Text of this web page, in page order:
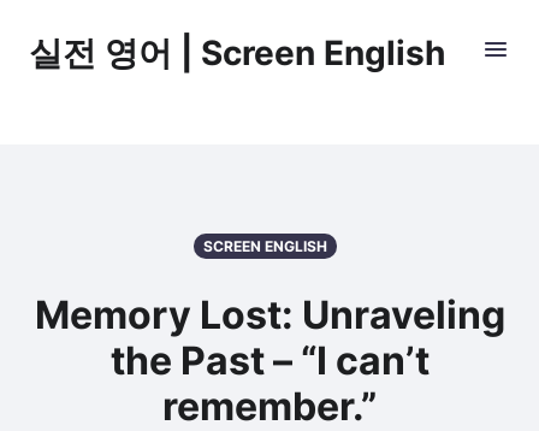
실전 영어 | Screen English
SCREEN ENGLISH
Memory Lost: Unraveling
the Past – “I can’t
remember.”